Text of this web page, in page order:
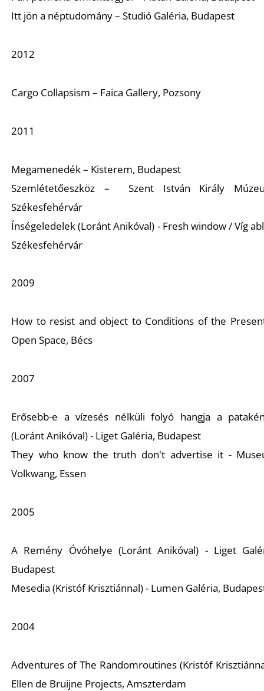
Itt jön a néptudomány – Studió Galéria, Budapest
2012
Cargo Collapsism – Faica Gallery, Pozsony
2011
Megamenedék – Kisterem, Budapest
Szemlétetőeszköz – Szent István Király
Székesfehérvár
Ínségeledelek (Loránt Anikóval) - Fresh window / Víg
Székesfehérvár
2009
How to resist and object to Conditions of the
Open Space, Bécs
2007
Erősebb-e a vízesés nélküli folyó hangja a
(Loránt Anikóval) - Liget Galéria, Budapest
They who know the truth don't advertise it -
Volkwang, Essen
2005
A Remény Óvóhelye (Loránt Anikóval) - Liget
Budapest
Mesedia (Kristóf Krisztiánnal) - Lumen Galéria,
2004
Adventures of The Randomroutines (Kristóf
Ellen de Bruijne Projects, Amszterdam